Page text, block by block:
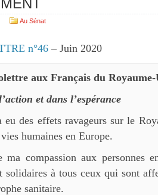
Au Sénat
n°46 – Juin 2020
aux Français du Royaume-
et dans l’espérance
eu des effets ravageurs sur le
humaines en Europe.
ma compassion aux personnes
solidaires à tous ceux qui sont
sanitaire.